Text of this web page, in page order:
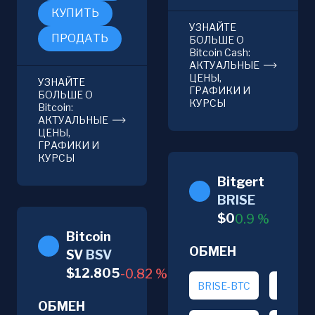
КУПИТЬ
ПРОДАТЬ
УЗНАЙТЕ
БОЛЬШЕ О
Bitcoin:
АКТУАЛЬНЫЕ
ЦЕНЫ,
ГРАФИКИ И
КУРСЫ
Bitcoin
SV BSV
$12.805-0.82 %
ОБМЕН
УЗНАЙТЕ
БОЛЬШЕ О
Bitcoin Cash:
АКТУАЛЬНЫЕ
ЦЕНЫ,
ГРАФИКИ И
КУРСЫ
Bitgert
BRISE
$00.9 %
ОБМЕН
BRISE-BTC